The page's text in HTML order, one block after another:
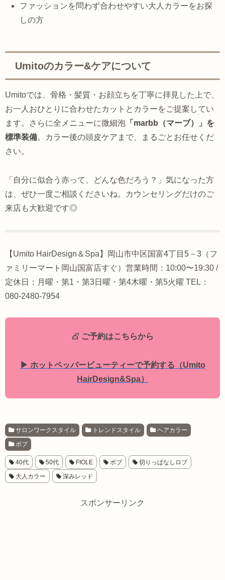
ファッションを問わず合わせやすい大人カラーをお探
しの方
Umitoのカラー&ケアについて
Umitoでは、骨格・髪質・お顔立ちを丁寧に拝見した上で、
お一人おひとりに合わせたカットとカラーをご提案してい
ます。さらに全メニューに微細泡 「marbb（マーブ）」を
標準装備。カラー後の頭皮ケアまで、まるごとお任せくだ
さい。
「自分に似合う赤って、どんな色だろう？」気になった方
は、ぜひ一度ご相談くださいね。カウンセリングだけのご
来店も大歓迎です◎
【Umito HairDesign＆Spa】岡山市中区国富4丁目5－3（フ
ァミリーマート岡山国富店すぐ）営業時間：10:00〜19:30 /
定休日：月曜・第1・第3日曜・第4木曜・第5火曜 TEL：
080-2480-7954
💇 ご予約はこちらから
▶ ホットペッパービューティーで予約する（Umito
HairDesign&Spa）
サロンワークスタイル トレンドスタイル ヘアカラー
ボブ
40代 50代 FIOLE ボブ
切りっぱなしロブ
大人カラー
深みレッド
スポンサーリンク